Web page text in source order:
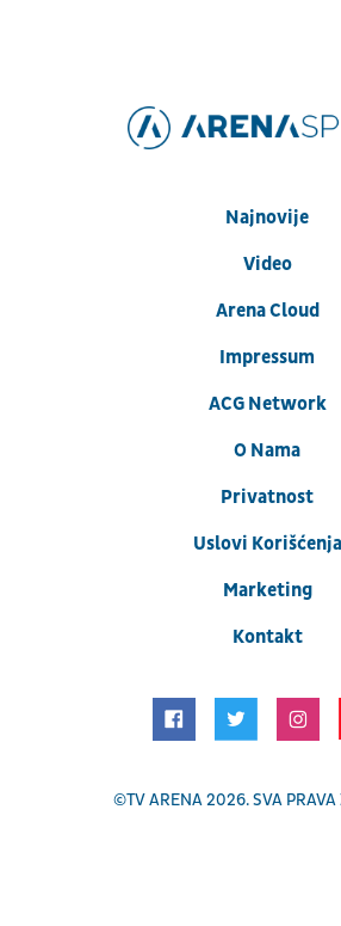
Najnovije
Video
Arena Cloud
Impressum
ACG Network
O Nama
Privatnost
Uslovi Korišćenja
Marketing
Kontakt
©TV ARENA2026. SVA PRAVA